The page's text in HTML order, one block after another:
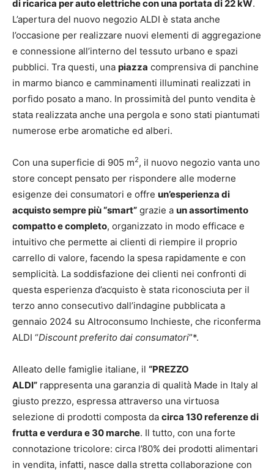
di ricarica per auto elettriche con una portata di 22 kW.
L’apertura del nuovo negozio ALDI è stata anche
l’occasione per realizzare nuovi elementi di aggregazione
e connessione all’interno del tessuto urbano e spazi
pubblici. Tra questi, una piazza comprensiva di panchine
in marmo bianco e camminamenti illuminati realizzati in
porfido posato a mano. In prossimità del punto vendita è
stata realizzata anche una pergola e sono stati piantumati
numerose erbe aromatiche ed alberi.
Con una superficie di 905 m2, il nuovo negozio vanta uno
store concept pensato per rispondere alle moderne
esigenze dei consumatori e offre un’esperienza di
acquisto sempre più “smart” grazie a un assortimento
compatto e completo, organizzato in modo efficace e
intuitivo che permette ai clienti di riempire il proprio
carrello di valore, facendo la spesa rapidamente e con
semplicità. La soddisfazione dei clienti nei confronti di
questa esperienza d’acquisto è stata riconosciuta per il
terzo anno consecutivo dall’indagine pubblicata a
gennaio 2024 su Altroconsumo Inchieste, che riconferma
ALDI “Discount preferito dai consumatori”*.
Alleato delle famiglie italiane, il “PREZZO
ALDI” rappresenta una garanzia di qualità Made in Italy al
giusto prezzo, espressa attraverso una virtuosa
selezione di prodotti composta da circa 130 referenze di
frutta e verdura e 30 marche. Il tutto, con una forte
connotazione tricolore: circa l’80% dei prodotti alimentari
in vendita, infatti, nasce dalla stretta collaborazione con